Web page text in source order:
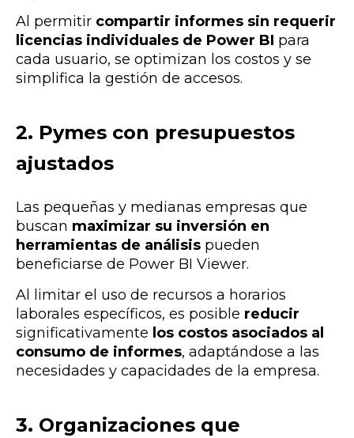
Al permitir compartir informes sin requerir
licencias individuales de Power BI para
cada usuario, se optimizan los costos y se
simplifica la gestión de accesos.
2. Pymes con presupuestos
ajustados
Las pequeñas y medianas empresas que
buscan maximizar su inversión en
herramientas de análisis pueden
beneficiarse de Power BI Viewer.
Al limitar el uso de recursos a horarios
laborales específicos, es posible reducir
significativamente los costos asociados al
consumo de informes, adaptándose a las
necesidades y capacidades de la empresa.
3. Organizaciones que